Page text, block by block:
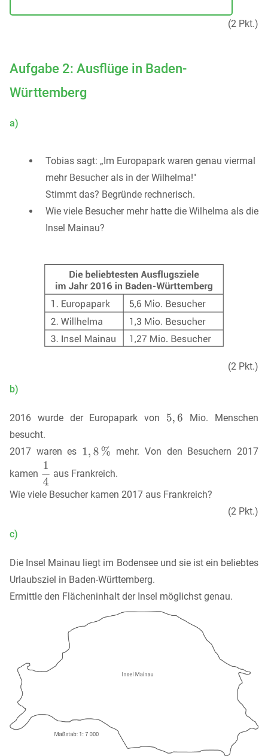
(2 Pkt.)
Aufgabe 2: Ausflüge in Baden-
Württemberg
a)
Tobias sagt: „Im Europapark waren genau viermal
mehr Besucher als in der Wilhelma!"
Stimmt das? Begründe rechnerisch.
Wie viele Besucher mehr hatte die Wilhelma als die
Insel Mainau?
(2 Pkt.)
b)
2016 wurde der Europapark von
Mio. Menschen
besucht.
2017 waren es
mehr. Von den Besuchern 2017
kamen
aus Frankreich.
Wie viele Besucher kamen 2017 aus Frankreich?
(2 Pkt.)
c)
Die Insel Mainau liegt im Bodensee und sie ist ein beliebtes
Urlaubsziel in Baden-Württemberg.
Ermittle den Flächeninhalt der Insel möglichst genau.